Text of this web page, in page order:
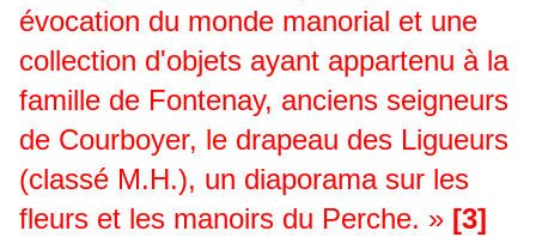
évocation du monde manorial et une
collection d'objets ayant appartenu à la
famille de Fontenay, anciens seigneurs
de Courboyer, le drapeau des Ligueurs
(classé M.H.), un diaporama sur les
fleurs et les manoirs du Perche. » [3]